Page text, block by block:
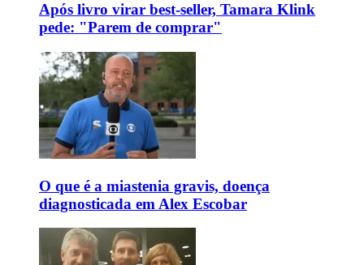
Após livro virar best-seller, Tamara Klink
pede: "Parem de comprar"
O que é a miastenia gravis, doença
diagnosticada em Alex Escobar